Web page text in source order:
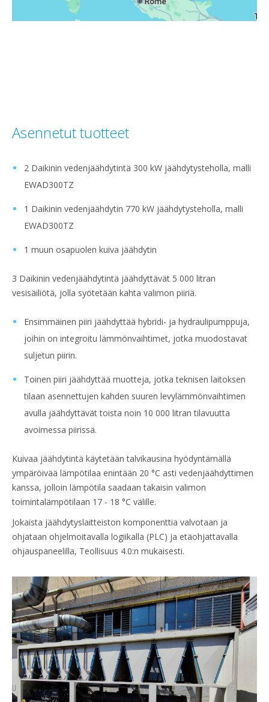
Asennetut tuotteet
2 Daikinin vedenjäähdytintä 300 kW jäähdytysteholla, malli
EWAD300TZ
1 Daikinin vedenjäähdytin 770 kW jäähdytysteholla, malli
EWAD300TZ
1 muun osapuolen kuiva jäähdytin
3 Daikinin vedenjäähdytintä jäähdyttävät 5 000 litran
vesisäiliötä, jolla syötetään kahta valimon piiriä.
Ensimmäinen piiri jäähdyttää hybridi- ja hydraulipumppuja,
joihin on integroitu lämmönvaihtimet, jotka muodostavat
suljetun piirin.
Toinen piiri jäähdyttää muotteja, jotka teknisen laitoksen
tilaan asennettujen kahden suuren levylämmönvaihtimen
avulla jäähdyttävät toista noin 10 000 litran tilavuutta
avoimessa piirissä.
Kuivaa jäähdytintä käytetään talvikausina hyödyntämällä
ympäröivää lämpötilaa enintään 20 °C asti vedenjäähdyttimen
kanssa, jolloin lämpötila saadaan takaisin valimon
toimintalämpötilaan 17 - 18 °C välille.
Jokaista jäähdytyslaitteiston komponenttia valvotaan ja
ohjataan ohjelmoitavalla logiikalla (PLC) ja etäohjattavalla
ohjauspaneelilla, Teollisuus 4.0:n mukaisesti.